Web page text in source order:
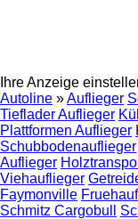
Ihre Anzeige
Autoline »Auflieger
Tieflader Auflieger
Plattformen Auflieger
Schubbodenauflieger
Auflieger
Viehauflieger
Faymonville Fruehauf
Schmitz Cargobull